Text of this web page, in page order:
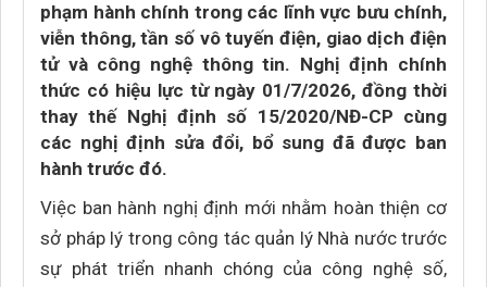
phạm hành chính trong các lĩnh vực bưu chính,
viễn thông, tần số vô tuyến điện, giao dịch điện
tử và công nghệ thông tin. Nghị định chính
thức có hiệu lực từ ngày 01/7/2026, đồng thời
thay thế Nghị định số 15/2020/NĐ-CP cùng
các nghị định sửa đổi, bổ sung đã được ban
hành trước đó.
Việc ban hành nghị định mới nhằm hoàn thiện cơ
sở pháp lý trong công tác quản lý Nhà nước trước
sự phát triển nhanh chóng của công nghệ số,